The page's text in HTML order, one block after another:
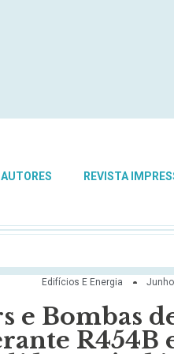
AUTORES REVISTA
Edifícios E Energia
e Bombas
R454B